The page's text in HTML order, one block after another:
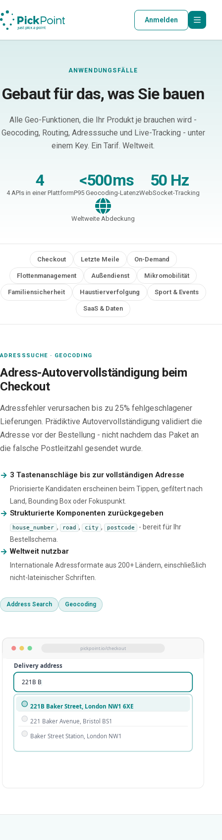
Anmelden
ANWENDUNGSFÄLLE
Gebaut für das, was Sie bauen
Alle Geo-Funktionen, die Ihr Produkt je brauchen wird -
Geocoding, Routing, Adresssuche und Live-Tracking - unter
einem Key. Ein Tarif. Weltweit.
4
4 APIs in einer Plattform
<500ms
P95 Geocoding-Latenz
50 Hz
WebSocket-Tracking
Weltweite Abdeckung
Checkout Letzte Meile On-Demand
Flottenmanagement Außendienst Mikromobilität
Familiensicherheit Haustierverfolgung Sport & Events
SaaS & Daten
ADRESSSUCHE · GEOCODING
Adress-Autovervollständigung beim
Checkout
Adressfehler verursachen bis zu 25% fehlgeschlagener
Lieferungen. Prädiktive Autovervollständigung validiert die
Adresse vor der Bestellung - nicht nachdem das Paket an
die falsche Postleitzahl gesendet wurde.
3 Tastenanschläge bis zur vollständigen Adresse
Priorisierte Kandidaten erscheinen beim Tippen, gefiltert nach
Land, Bounding Box oder Fokuspunkt.
Strukturierte Komponenten zurückgegeben
house_number , road , city , postcode - bereit für Ihr
Bestellschema.
Weltweit nutzbar
Internationale Adressformate aus 200+ Ländern, einschließlich
nicht-lateinischer Schriften.
Address Search Geocoding
pickpoint.io/checkout
Delivery address
221B Bake
221B Baker Street, London NW1 6XE
221 Baker Avenue, Bristol BS1
Baker Street Station, London NW1